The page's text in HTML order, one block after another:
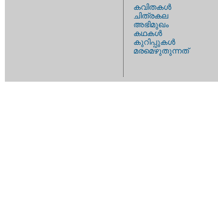
കവിതകള്‍
ചിത്രകല
അഭിമുഖം
കഥകള്‍
കുറിപ്പുകള്‍
മരമെഴുതുന്നത്